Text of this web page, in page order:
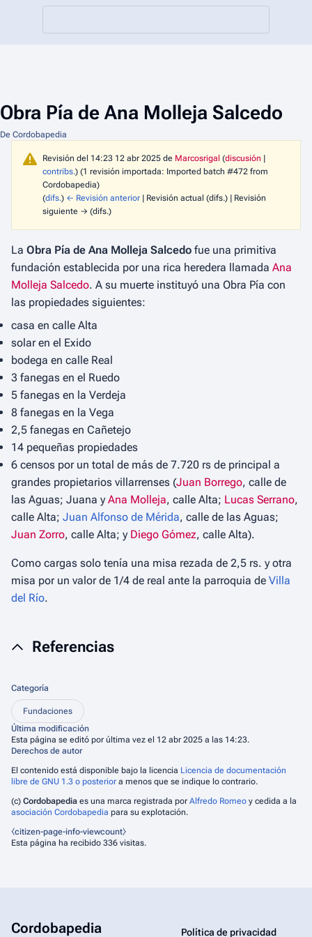
Obra Pía de Ana Molleja Salcedo
De Cordobapedia
Revisión del 14:23 12 abr 2025 de Marcosrigal (discusión |
contribs.) (1 revisión importada: Imported batch #472 from
Cordobapedia)
(difs.) ← Revisión anterior | Revisión actual (difs.) | Revisión
siguiente → (difs.)
La Obra Pía de Ana Molleja Salcedo fue una primitiva
fundación establecida por una rica heredera llamada Ana
Molleja Salcedo. A su muerte instituyó una Obra Pía con
las propiedades siguientes:
casa en calle Alta
solar en el Exido
bodega en calle Real
3 fanegas en el Ruedo
5 fanegas en la Verdeja
8 fanegas en la Vega
2,5 fanegas en Cañetejo
14 pequeñas propiedades
6 censos por un total de más de 7.720 rs de principal a
grandes propietarios villarrenses (Juan Borrego, calle de
las Aguas; Juana yAna Molleja, calle Alta; Lucas Serrano,
calle Alta; Juan Alfonso de Mérida, calle de las Aguas;
Juan Zorro, calle Alta; y Diego Gómez, calle Alta).
Como cargas solo tenía una misa rezada de 2,5 rs. y otra
misa por un valor de 1/4 de real ante la parroquia de Villa
del Río.
Referencias
Categoría
Fundaciones
Última modificación
Esta página se editó por última vez el 12 abr 2025 a las 14:23.
Derechos de autor
El contenido está disponible bajo la licencia Licencia de documentación
libre de GNU 1.3 o posterior a menos que se indique lo contrario.
(c) Cordobapedia es una marca registrada por Alfredo Romeo y cedida a la
asociación Cordobapedia para su explotación.
⧼citizen-page-info-viewcount⧽
Esta página ha recibido 336 visitas.
Cordobapedia Política de privacidad